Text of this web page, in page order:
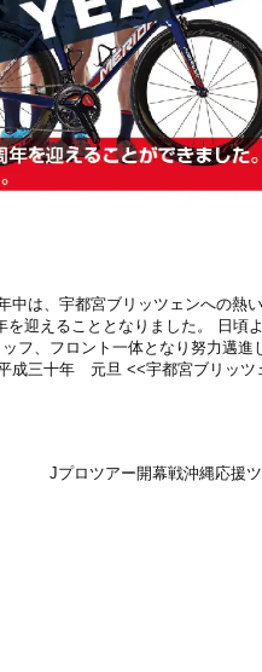
中は、宇都宮ブリッツェンへの熱
迎えることとなりました。 日頃
フ、フロント一体となり努力邁進
成三十年 元旦 <<宇都宮ブリッツ
Jプロツアー開幕戦沖縄応援